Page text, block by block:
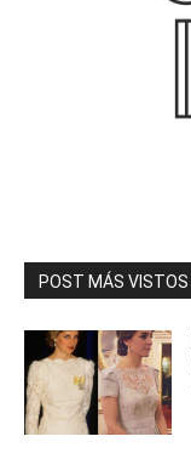
POST MÁS VISTOS